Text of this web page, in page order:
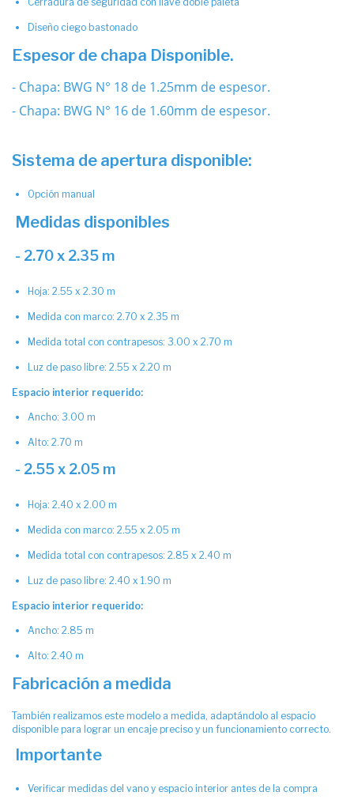
Diseño ciego bastonado
Espesor de chapa Disponible.
- Chapa: BWG N° 18 de 1.25mm de espesor.
- Chapa: BWG N° 16 de 1.60mm de espesor.
Sistema de apertura disponible:
Opción manual
Medidas disponibles
- 2.70 x 2.35 m
Hoja: 2.55 x 2.30 m
Medida con marco: 2.70 x 2.35 m
Medida total con contrapesos: 3.00 x 2.70 m
Luz de paso libre: 2.55 x 2.20 m
Espacio interior requerido:
Ancho: 3.00 m
Alto: 2.70 m
- 2.55 x 2.05 m
Hoja: 2.40 x 2.00 m
Medida con marco: 2.55 x 2.05 m
Medida total con contrapesos: 2.85 x 2.40 m
Luz de paso libre: 2.40 x 1.90 m
Espacio interior requerido:
Ancho: 2.85 m
Alto: 2.40 m
Fabricación a medida
También realizamos este modelo a medida, adaptándolo al espacio
disponible para lograr un encaje preciso y un funcionamiento correcto.
Importante
Verificar medidas del vano y espacio interior antes de la compra